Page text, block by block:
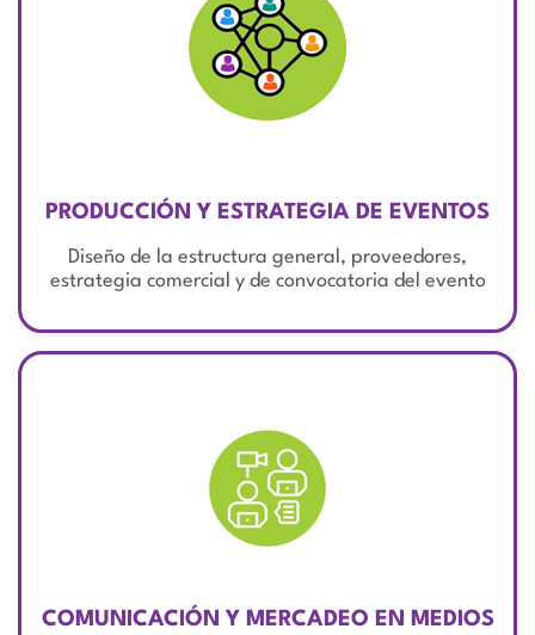
PRODUCCIÓN Y ESTRATEGIA DE EVENTOS
Diseño de la estructura general, proveedores,
estrategia comercial y de convocatoria del evento
COMUNICACIÓN Y MERCADEO EN MEDIOS